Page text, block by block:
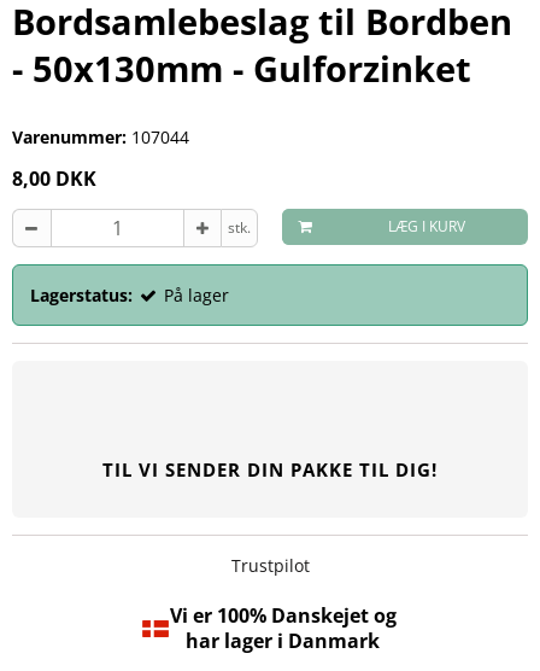
Bordsamlebeslag til Bordben
- 50x130mm - Gulforzinket
Varenummer: 107044
8,00 DKK
stk. LÆG I KURV
Lagerstatus: På lager
TIL VI SENDER DIN PAKKE TIL DIG!
Trustpilot
Vi er 100% Danskejet og
har lager i Danmark